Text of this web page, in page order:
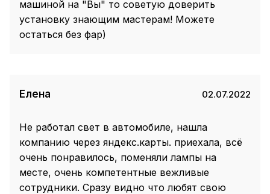
машиной на "Вы" то советую доверить
установку знающим мастерам! Можете
остаться без фар)
Елена 02.07.2022
Не работал свет в автомобиле, нашла
компанию через яндекс.карты. приехала, всё
очень понравилось, поменяли лампы на
месте, очень компетентные вежливые
сотрудники. Сразу видно что любят свою